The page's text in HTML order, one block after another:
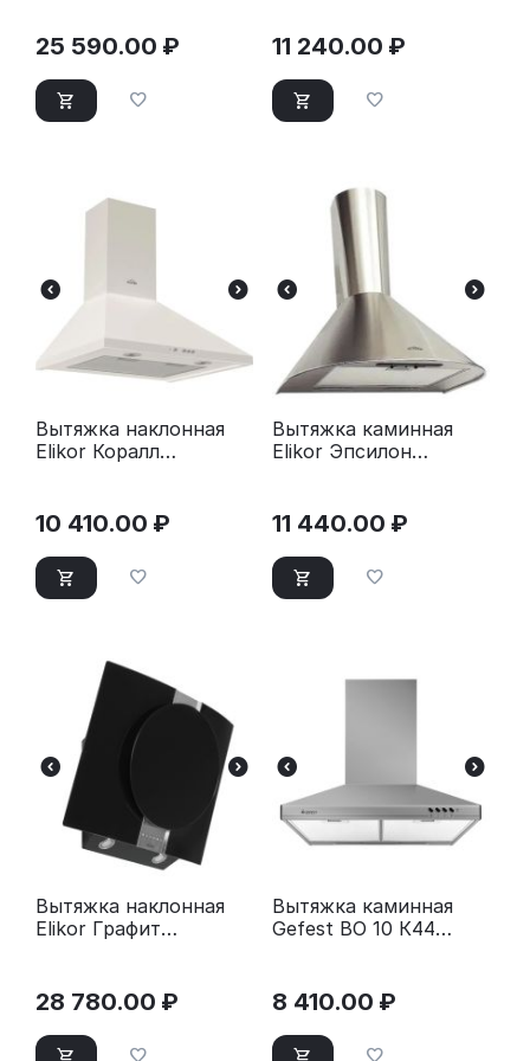
25 590.00 ₽ 11 240.00 ₽
Вытяжка наклонная
Elikor Коралл
10 410.00 ₽
Вытяжка каминная
Elikor Эпсилон
серебро
11 440.00 ₽
Вытяжка наклонная
Elikor Графит
28 780.00 ₽
Вытяжка каминная
Gefest ВО 10 К44
8 410.00 ₽